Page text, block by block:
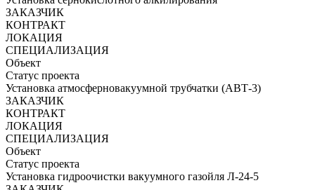
ЗАКАЗЧИК
КОНТРАКТ
ЛОКАЦИЯ
СПЕЦИАЛИЗАЦИЯ
Объект
Статус проекта
Установка атмосферновакуумной трубчатки (АВТ-3)
ЗАКАЗЧИК
КОНТРАКТ
ЛОКАЦИЯ
СПЕЦИАЛИЗАЦИЯ
Объект
Статус проекта
Установка гидроочистки вакуумного газойля Л-24-5